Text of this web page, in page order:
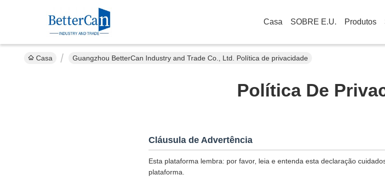
Casa SOBRE E.U. Produtos
Casa Guangzhou BetterCan Industry and Trade Co., Ltd. Política de privacidade
Política De
Cláusula de Advertência
Esta plataforma lembra: por favor, leia e entenda esta declaração
plataforma.